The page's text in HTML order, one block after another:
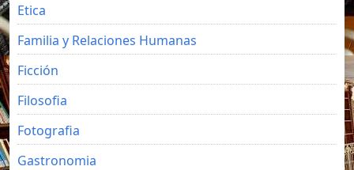
Etica
Familia y Relaciones Humanas
Ficción
Filosofia
Fotografia
Gastronomia